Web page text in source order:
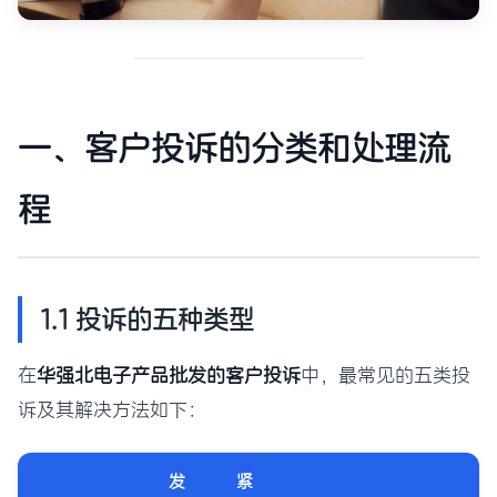
一、客户投诉的分类和处理流
程
1.1 投诉的五种类型
在华强北电子产品批发的客户投诉中，最常见的五类投
诉及其解决方法如下：
发
紧